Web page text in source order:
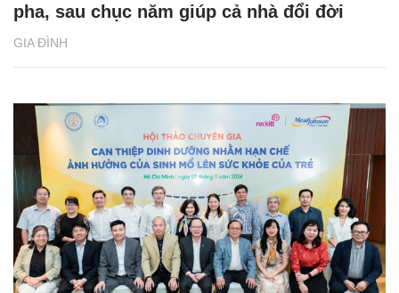
GIA ĐÌNH
pha, sau chục năm giúp cả nhà đổi đời